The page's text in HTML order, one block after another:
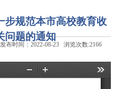
规范本市高校教育收
问题的通知
布时间：2022-08-23 浏览次数:2166